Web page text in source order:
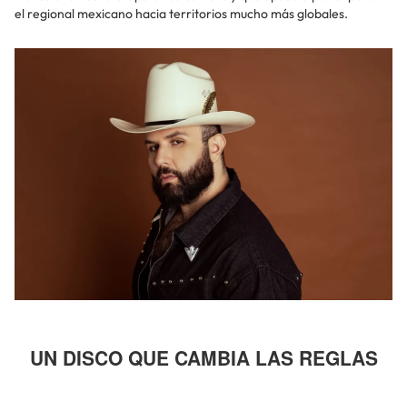
el regional mexicano hacia territorios mucho más globales.
UN DISCO QUE CAMBIA LAS REGLAS